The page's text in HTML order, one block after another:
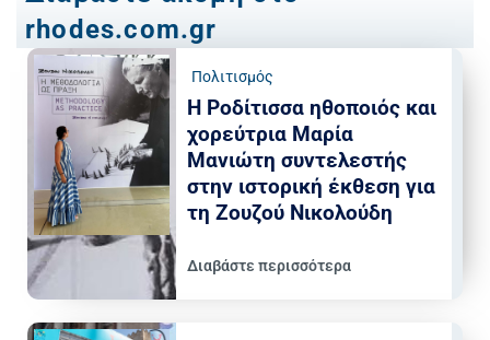
rhodes.com.gr
Πολιτισμός
Η Ροδίτισσα ηθοποιός και
χορεύτρια Μαρία
Μανιώτη συντελεστής
στην ιστορική έκθεση για
τη Ζουζού Νικολούδη
Διαβάστε περισσότερα